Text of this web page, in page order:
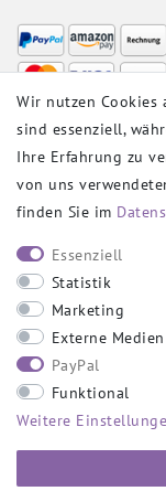
SOCIAL
SICHER EINKAUFEN
Wir nutzen Cookies
sind essenziell,
Ihre Erfahrung zu
von uns
finden Sie im
Essenziell
Statistik
Marketing
Externe Medien
PayPal
Funktional
Weitere